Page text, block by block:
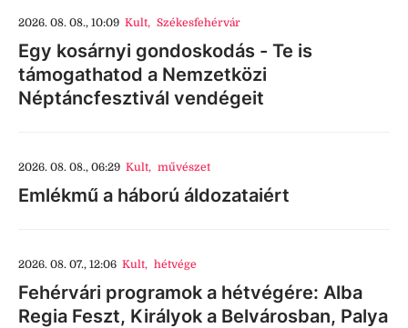
2026. 08. 08., 10:09 Kult, Székesfehérvár
Egy kosárnyi gondoskodás - Te is
támogathatod a Nemzetközi
Néptáncfesztivál vendégeit
2026. 08. 08., 06:29 Kult, művészet
Emlékmű a háború áldozataiért
2026. 08. 07., 12:06 Kult, hétvége
Fehérvári programok a hétvégére: Alba
Regia Feszt, Királyok a Belvárosban, Palya